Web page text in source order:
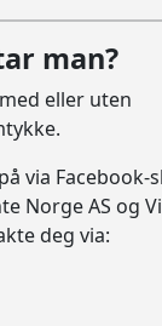
man?
eller uten
via Facebook-
Norge AS og
deg via: